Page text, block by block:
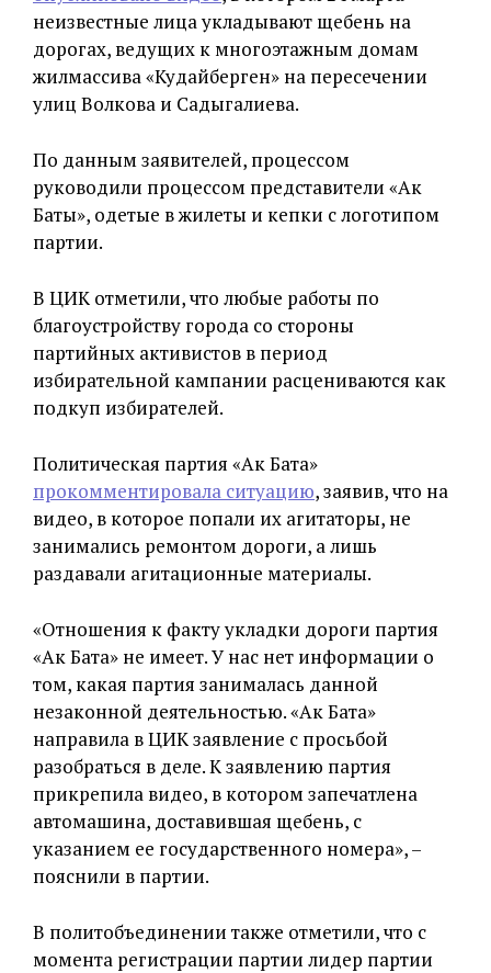
неизвестные лица укладывают щебень на
дорогах, ведущих к многоэтажным домам
жилмассива «Кудайберген» на пересечении
улиц Волкова и Садыгалиева.
По данным заявителей, процессом
руководили процессом представители «Ак
Баты», одетые в жилеты и кепки с логотипом
партии.
В ЦИК отметили, что любые работы по
благоустройству города со стороны
партийных активистов в период
избирательной кампании расцениваются как
подкуп избирателей.
Политическая партия «Ак Бата»
прокомментировала ситуацию, заявив, что на
видео, в которое попали их агитаторы, не
занимались ремонтом дороги, а лишь
раздавали агитационные материалы.
«Отношения к факту укладки дороги партия
«Ак Бата» не имеет. У нас нет информации о
том, какая партия занималась данной
незаконной деятельностью. «Ак Бата»
направила в ЦИК заявление с просьбой
разобраться в деле. К заявлению партия
прикрепила видео, в котором запечатлена
автомашина, доставившая щебень, с
указанием ее государственного номера», –
пояснили в партии.
В политобъединении также отметили, что с
момента регистрации партии лидер партии